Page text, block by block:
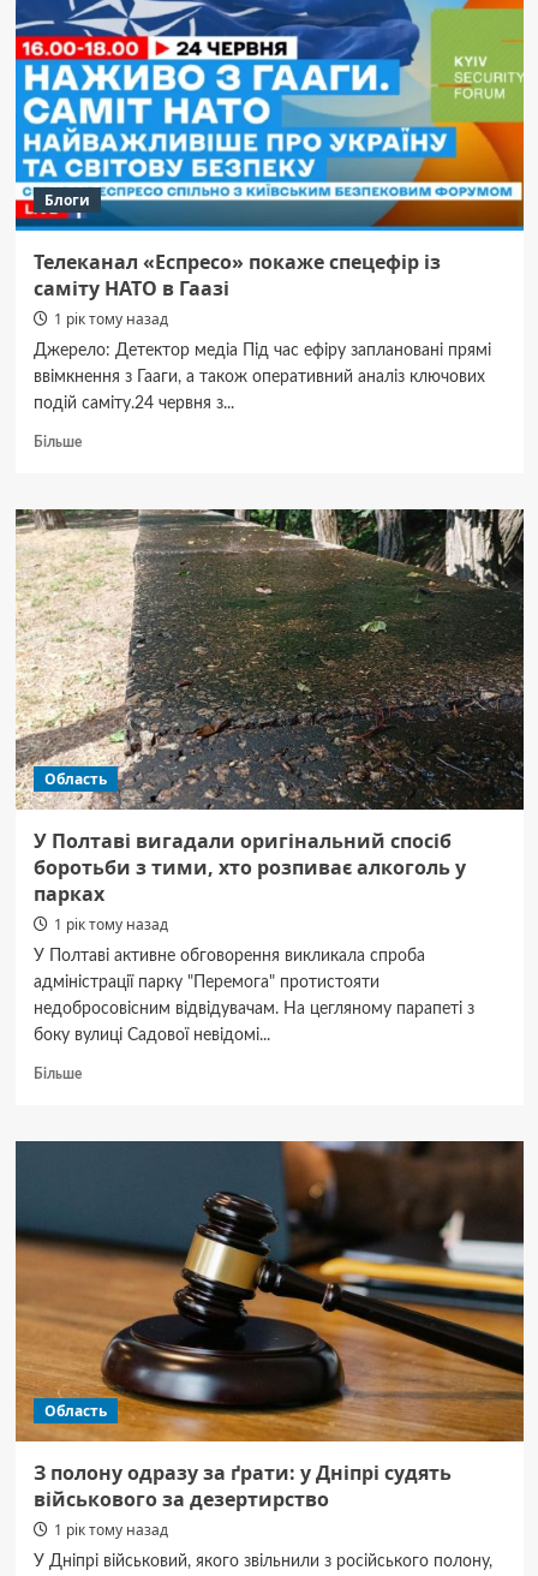
оборони
Полтавщини
Блоги
Телеканал «Еспресо» покаже спецефір із
саміту НАТО в Гаазі
1 рік тому назад
Джерело: Детектор медіа Під час ефіру заплановані прямі
ввімкнення з Гааги, а також оперативний аналіз ключових
подій саміту.24 червня з...
БільшеДокладніше
«Еспресо»
покаже
спецефір
із
саміту
НАТО
в
Гаазі
Область
У Полтаві вигадали оригінальний спосіб
боротьби з тими, хто розпиває алкоголь у
парках
1 рік тому назад
У Полтаві активне обговорення викликала спроба
адміністрації парку "Перемога" протистояти
недобросовісним відвідувачам. На цегляному парапеті з
боку вулиці Садової невідомі...
БільшеДокладніше
Полтаві
з
розпиває
алкоголь
у
парках
Область
З полону одразу за ґрати: у Дніпрі судять
військового за дезертирство
1 рік тому назад
У Дніпрі військовий, якого звільнили з російського полону,